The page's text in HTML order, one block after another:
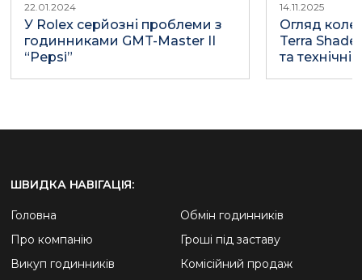
22.01.2024
У Rolex серйозні проблеми з
годинниками GMT-Master II
“Pepsi”
14.11.2025
Огляд
Terra
та технічні
ШВИДКА НАВІГАЦІЯ:
Головна
Про компанію
Викуп годинників
Обмін годинників
Гроші під заставу
Комісійний продаж